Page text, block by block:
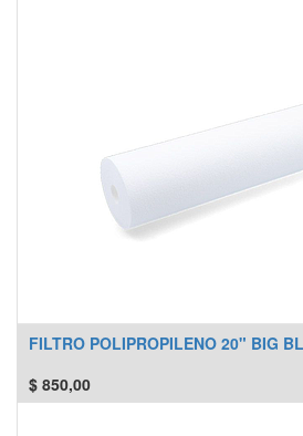
FILTRO POLIPROPILENO 20" BIG
$ 850,00